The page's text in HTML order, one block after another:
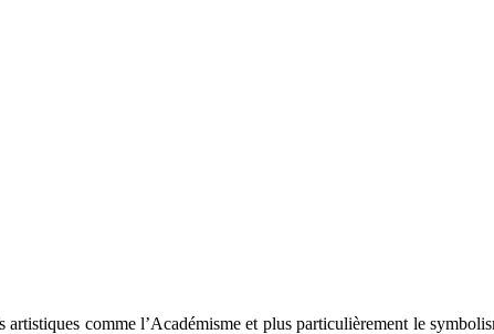
comme l’Académisme et plus particulièrement le